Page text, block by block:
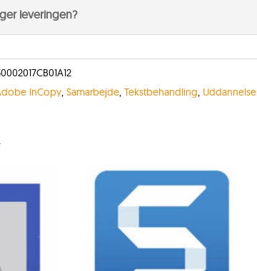
leveringen?
InCopy, Samarbejde, Tekstbehandling, Uddannelse